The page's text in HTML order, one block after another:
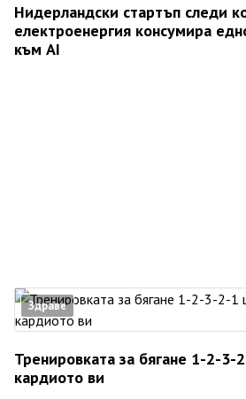
Нидерландски стартъп следи
електроенергия консумира
към AI
Здраве
Тренировката за бягане 1-2-
кардиото ви